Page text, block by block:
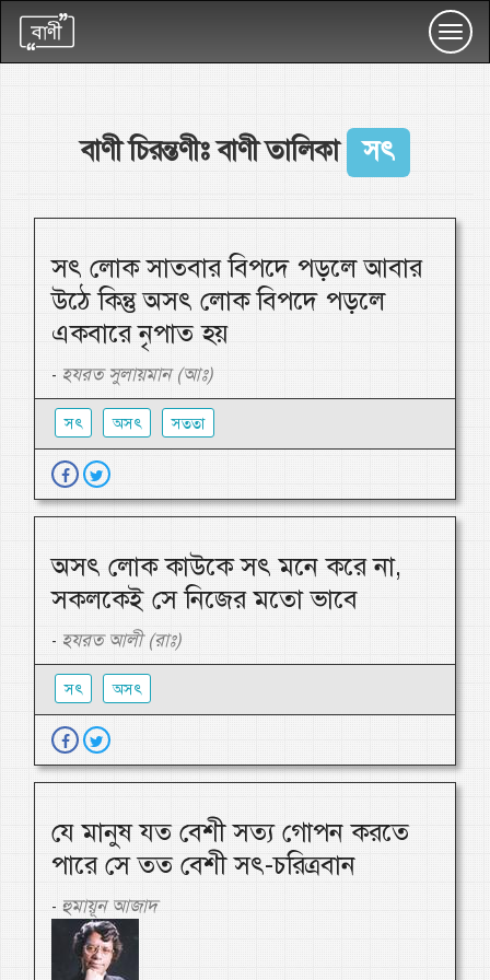
বাণী চিরন্তণীঃ বাণী তালিকা সৎ
সৎ লোক সাতবার বিপদে পড়লে আবার
উঠে কিন্তু অসৎ লোক বিপদে পড়লে
একবারে নৃপাত হয়
- হযরত সুলায়মান (আঃ)
সৎ অসৎ সততা
অসৎ লোক কাউকে সৎ মনে করে না,
সকলকেই সে নিজের মতো ভাবে
- হযরত আলী (রাঃ)
সৎ অসৎ
যে মানুষ যত বেশী সত্য গোপন করতে
পারে সে তত বেশী সৎ-চরিত্রবান
- হুমায়ূন আজাদ